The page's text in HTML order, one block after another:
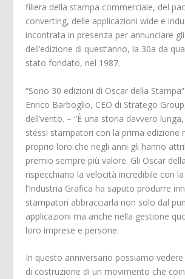
filiera della stampa commerciale, del
converting, delle applicazioni wide e
incontrata in presenza per annunciare
dell’edizione di quest’anno, la 30a da
stato fondato, nel 1987.
“Sono 30 edizioni di Oscar della
Enrico Barboglio, CEO di Stratego
dell’vento. – “È una storia davvero
stessi stampatori con la prima edizione
proprio loro che negli anni gli hanno
premio sempre più valore. Gli Oscar
rispecchiano la velocità incredibile con
l’Industria Grafica ha saputo produrre
stampatori abbracciarla non solo dal
applicazioni ma anche nella gestione
loro imprese e persone.
In questo anniversario possiamo
di costruzione di un movimento che